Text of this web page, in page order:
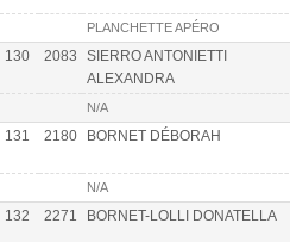
PLANCHETTE APÉRO
130 2083
SIERRO ANTONIETTI
ALEXANDRA
N/A
131 2180 BORNET DÉBORAH
N/A
132 2271 BORNET-LOLLI DONATELLA